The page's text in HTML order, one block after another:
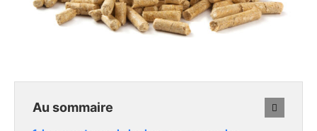
Au sommaire